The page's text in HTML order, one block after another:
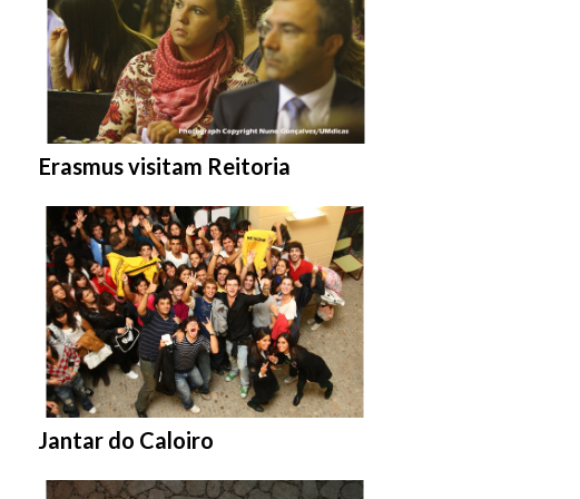
Entrar na pasta:
Erasmus visitam Reitoria
Entrar na pasta:
Jantar do Caloiro